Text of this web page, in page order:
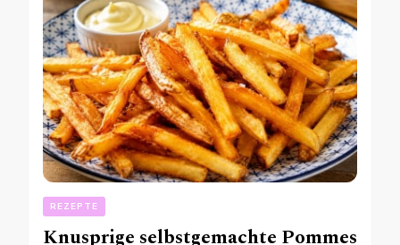
REZEPTE
Knusprige selbstgemachte Pommes